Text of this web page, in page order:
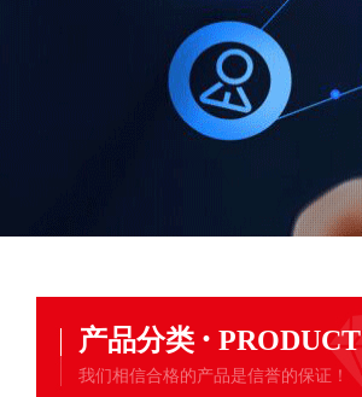
产品分类 · PRODUCT
我们相信合格的产品是信誉的保证！